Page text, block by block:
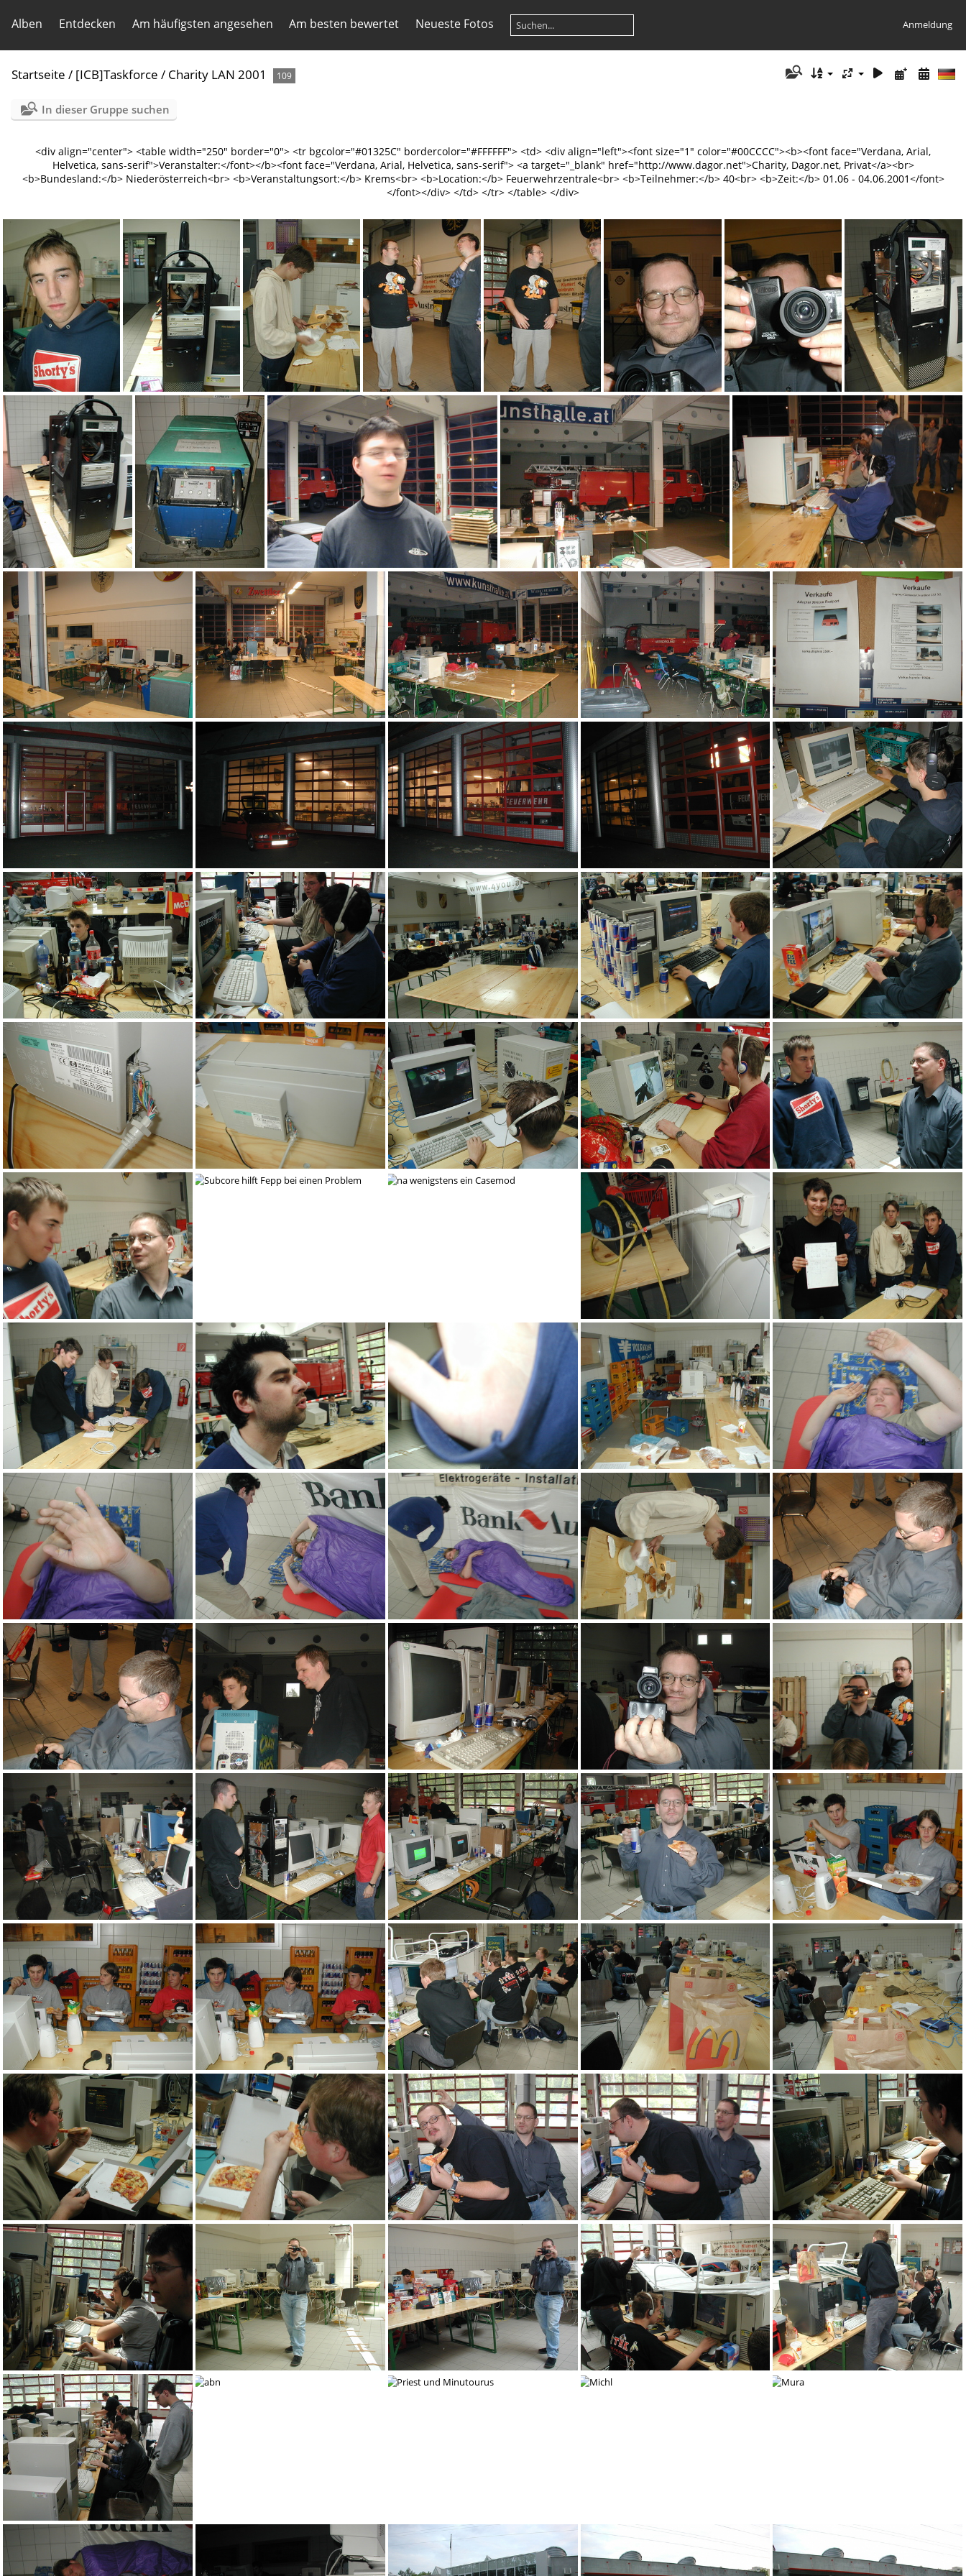
Alben Entdecken Am häufigsten angesehen Am besten bewertet Neueste Fotos Anmeldung
Startseite / [ICB]Taskforce / Charity LAN 2001 109
In dieser Gruppe suchen
<div align="center"> <table width="250" border="0"> <tr bgcolor="#01325C" bordercolor="#FFFFFF"> <td> <div align="left"><font size="1" color="#00CCCC"><b><font face="Verdana, Arial,
Helvetica, sans-serif">Veranstalter:</font></b><font face="Verdana, Arial, Helvetica, sans-serif"> <a target="_blank" href="http://www.dagor.net">Charity, Dagor.net, Privat</a><br>
<b>Bundesland:</b> Niederösterreich<br> <b>Veranstaltungsort:</b> Krems<br> <b>Location:</b> Feuerwehrzentrale<br> <b>Teilnehmer:</b> 40<br> <b>Zeit:</b> 01.06 - 04.06.2001</font>
</font></div> </td> </tr> </table> </div>
dreinschau aer aeq aep heisse Diskussionen aen das kann er...
aek aej aei Feuerwehrauto
2 1 Überblick
aea adz ady von aussen @Night adw
adv adt RedBull Wand adr
man beachte den Stecker adl adk
adj Subcore hilft Fepp bei einen Problem na wenigstens ein Casemod Strom da schau, fertig!
beim Turnierplanzeichenn add adc Cateringbereich naa i wü weiterschalfn
acz wir haben in 5 Minuten ein CS Turnier Mura aufstehen acw acv
na spiel ma sich hald mit der Digicam na wiedermal Stromlos schwarze Bildschirme ? acm acj
aci ach acg acf ace
acd Orgas beim essen acb aca abz
aby Mahlzeit jaja das kann er gut abv Subcore mit seinen Rechner
abt